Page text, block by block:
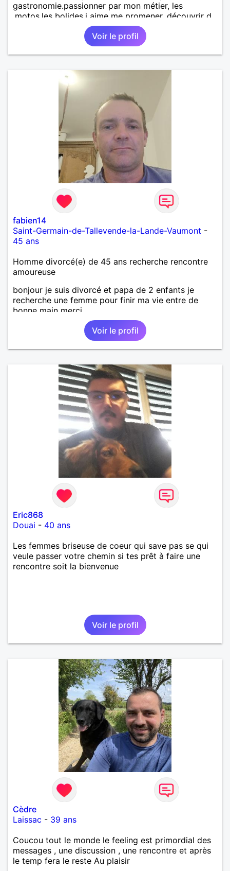
gastronomie.passionner par mon métier, les
,motos,les bolides.j aime me promener, découvrir d
Voir le profil
fabien14
Saint-Germain-de-Tallevende-la-Lande-Vaumont -
45 ans
Homme divorcé(e) de 45 ans recherche rencontre
amoureuse
bonjour je suis divorcé et papa de 2 enfants je
recherche une femme pour finir ma vie entre de
bonne main merci
Voir le profil
Eric868
Douai - 40 ans
Les femmes briseuse de coeur qui save pas se qui
veule passer votre chemin si tes prêt à faire une
rencontre soit la bienvenue
Voir le profil
Cèdre
Laissac - 39 ans
Coucou tout le monde le feeling est primordial des
messages , une discussion , une rencontre et après
le temp fera le reste Au plaisir